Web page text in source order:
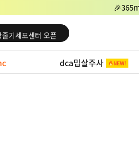
기세포센터 오픈
기세포센터 오픈
기세포센터 오픈
LA점 오픈
dca밉살주사